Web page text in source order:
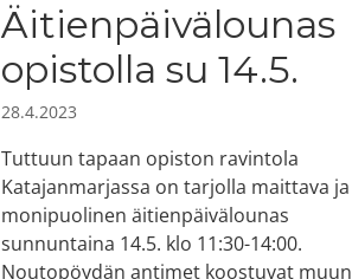
Äitienpäivälounas
opistolla su 14.5.
28.4.2023
Tuttuun tapaan opiston ravintola
Katajanmarjassa on tarjolla maittava ja
monipuolinen äitienpäivälounas
sunnuntaina 14.5. klo 11:30-14:00.
Noutopöydän antimet koostuvat muun